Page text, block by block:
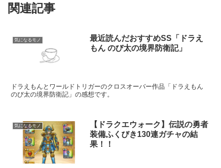
関連記事
気になるモノ
最近読んだおすすめSS「ドラえ
もん のび太の境界防衛記」
ドラえもんとワールドトリガーのクロスオーバー作品「ドラえもん
のび太の境界防衛記」の感想です。
気になるモノ
【ドラクエウォーク】伝説の勇者
装備ふくびき130連ガチャの結
果！！